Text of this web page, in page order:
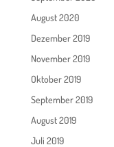
August 2020
Dezember 2019
November 2019
Oktober 2019
September 2019
August 2019
Juli 2019